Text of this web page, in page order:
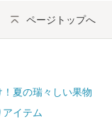
ページトップへ
夏の瑞々しい果物
イテム